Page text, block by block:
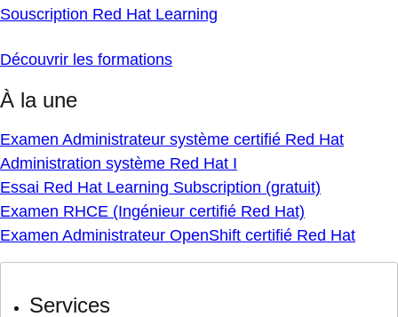
Souscription Red Hat Learning
Découvrir les formations
À la une
Examen Administrateur système certifié Red Hat
Administration système Red Hat I
Essai Red Hat Learning Subscription (gratuit)
Examen RHCE (Ingénieur certifié Red Hat)
Examen Administrateur OpenShift certifié Red Hat
Services